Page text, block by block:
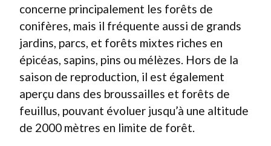
concerne principalement les forêts de
conifères, mais il fréquente aussi de grands
jardins, parcs, et forêts mixtes riches en
épicéas, sapins, pins ou mélèzes. Hors de la
saison de reproduction, il est également
aperçu dans des broussailles et forêts de
feuillus, pouvant évoluer jusqu’à une altitude
de 2000 mètres en limite de forêt.